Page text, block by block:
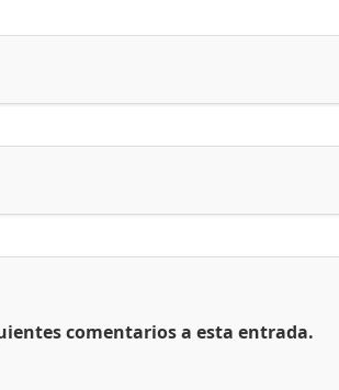
comentarios a esta entrada.